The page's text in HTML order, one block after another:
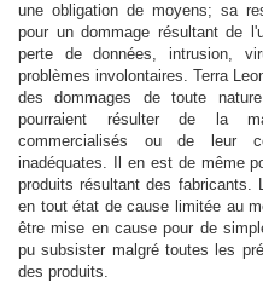
une obligation de moyens; sa
pour un dommage résultant de
perte de données, intrusion,
problèmes involontaires. Terra
des dommages de toute
pourraient résulter de la
commercialisés ou de leur
inadéquates. Il en est de même
produits résultant des fabricants.
en tout état de cause limitée au
être mise en cause pour de
pu subsister malgré toutes les
des produits.